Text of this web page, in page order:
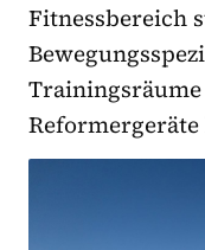
Fitnessbereich